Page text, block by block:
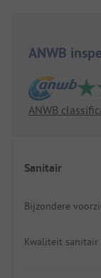
ANWB
ANWB
Sanitair
Bijzondere
Kwaliteit sanitair